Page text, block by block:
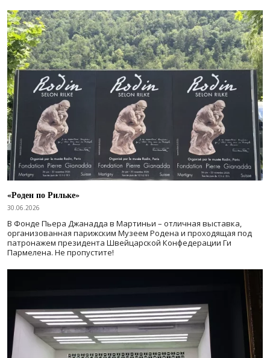
«Роден по Рильке»
30.06.2026
В Фонде Пьера Джанадда в Мартиньи – отличная выставка,
организованная парижским Музеем Родена и проходящая под
патронажем президента Швейцарской Конфедерации Ги
Пармелена. Не пропустите!